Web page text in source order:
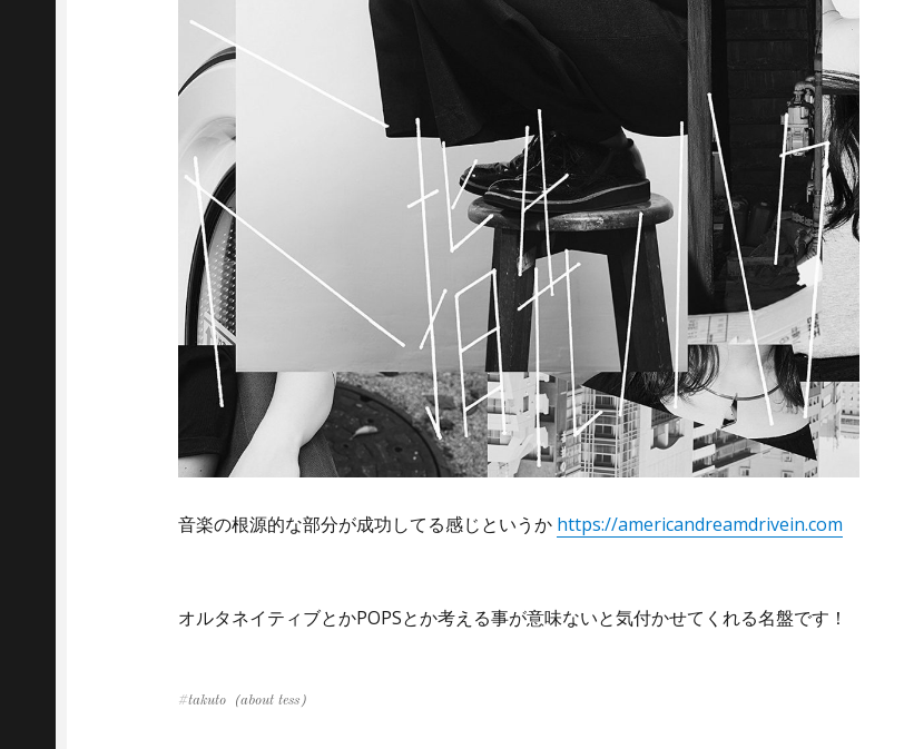
音楽の根源的な部分が成功してる感じというか https://americandreamdrivein.com
オルタネイティブとかPOPSとか考える事が意味ないと気付かせてくれる名盤です！
Tags
takuto（about tess）